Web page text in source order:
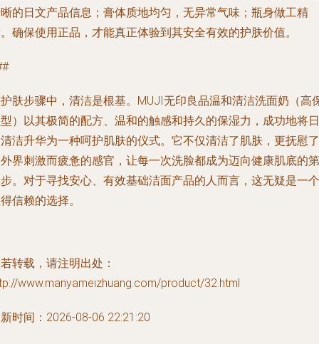
的日文产品信息；膏体质地均匀，无异常气味；瓶身做工精
确保使用正品，才能真正体验到其安全有效的护肤价值。
肤步骤中，清洁是根基。MUJI无印良品温和清洁洗面奶（高
）以其极简的配方、温和的触感和持久的保湿力，成功地将日
洁升华为一种呵护肌肤的仪式。它不仅清洁了肌肤，更抚慰了
界刺激而疲惫的感官，让每一次洗脸都成为迈向健康肌底的第
。对于寻找安心、有效基础洁面产品的人而言，这无疑是一个
信赖的选择。
转载，请注明出处：
www.manyameizhuang.com/product/32.html
时间：2026-08-06 22:21:20